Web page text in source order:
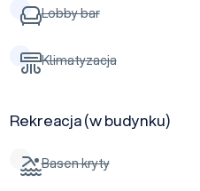
Lobby bar
Klimatyzacja
Rekreacja (w budynku)
Basen kryty